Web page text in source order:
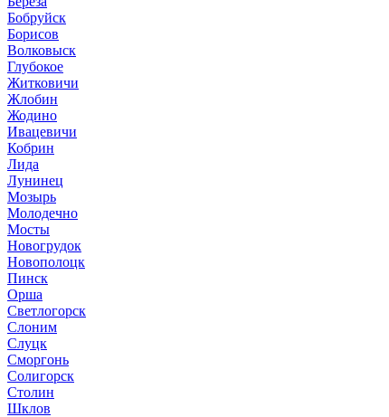
трансмиссия
электрика
Бобруйск
Борисов
Волковыск
Глубокое
Житковичи
Жлобин
Жодино
Ивацевичи
Кобрин
Лида
Лунинец
Мозырь
Молодечно
Мосты
Новогрудок
Новополоцк
Пинск
Орша
Светлогорск
Слоним
Слуцк
Сморгонь
Солигорск
Столин
Шклов